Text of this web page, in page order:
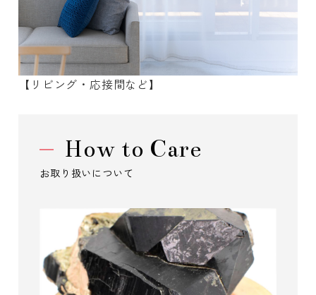
【リビング・応接間など】
How to Care
お取り扱いについて